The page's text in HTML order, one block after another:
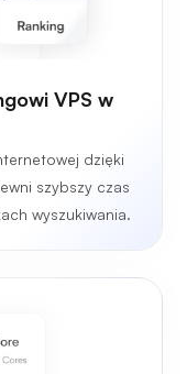
VPS w
dzięki
szybszy czas
wyszukiwania.